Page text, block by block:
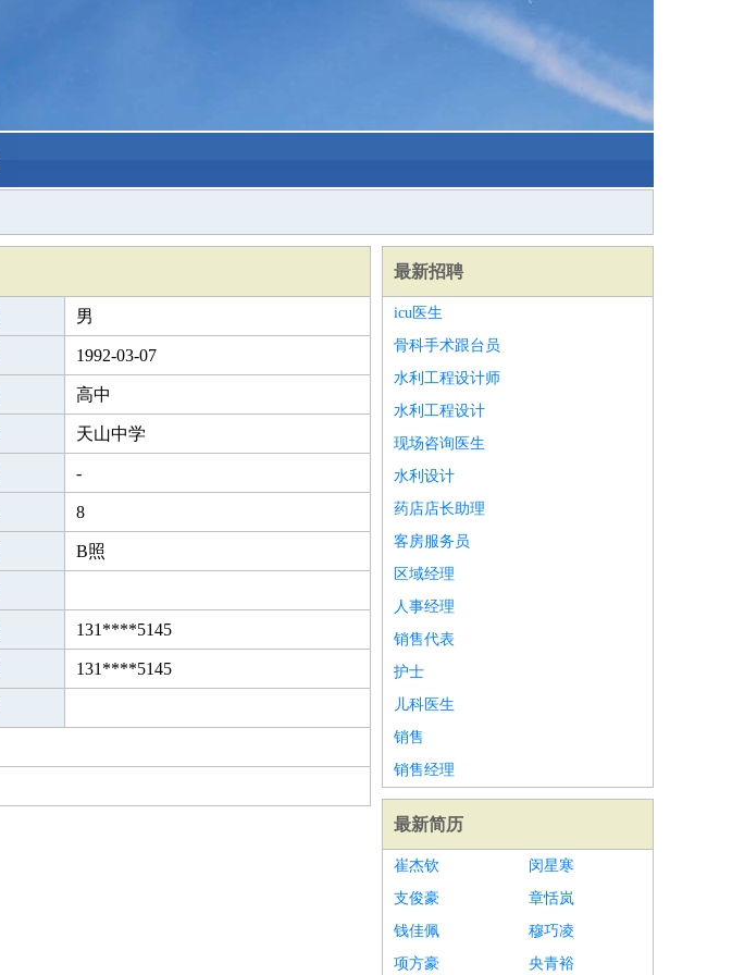
男
1992-03-07
高中
天山中学
-
8
B照
131****5145
131****5145
最新招聘
icu医生
骨科手术跟台员
水利工程设计师
水利工程设计
现场咨询医生
水利设计
药店店长助理
客房服务员
区域经理
人事经理
销售代表
护士
儿科医生
销售
销售经理
最新简历
崔杰钦
闵星寒
支俊豪
章恬岚
钱佳佩
穆巧凌
项方豪
央青裕